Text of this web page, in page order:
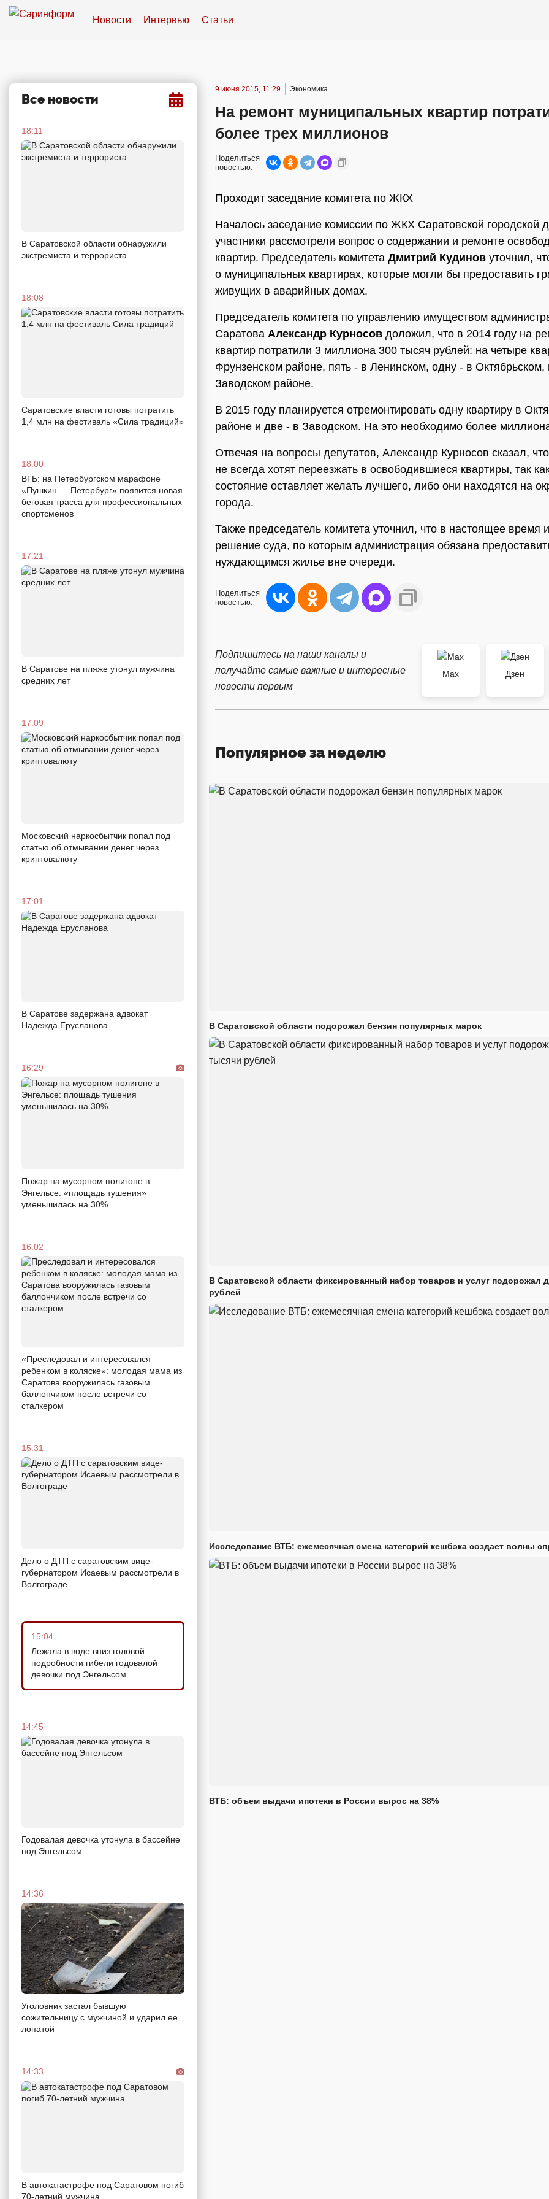
Новости Интервью Статьи
Все новости
18:11
В Саратовской области обнаружили
экстремиста и террориста
18:08
Саратовские власти готовы потратить
1,4 млн на фестиваль «Сила традиций»
18:00
ВТБ: на Петербургском марафоне
«Пушкин — Петербург» появится новая
беговая трасса для профессиональных
спортсменов
17:21
В Саратове на пляже утонул мужчина
средних лет
17:09
Московский наркосбытчик попал под
статью об отмывании денег через
криптовалюту
17:01
В Саратове задержана адвокат
Надежда Ерусланова
16:29
Пожар на мусорном полигоне в
Энгельсе: «площадь тушения»
уменьшилась на 30%
16:02
«Преследовал и интересовался
ребенком в коляске»: молодая мама из
Саратова вооружилась газовым
баллончиком после встречи со
сталкером
15:31
Дело о ДТП с саратовским вице-
губернатором Исаевым рассмотрели в
Волгограде
15:04
Лежала в воде вниз головой:
подробности гибели годовалой
девочки под Энгельсом
14:45
Годовалая девочка утонула в бассейне
под Энгельсом
14:36
Уголовник застал бывшую
сожительницу с мужчиной и ударил ее
лопатой
14:33
В автокатастрофе под Саратовом погиб
70-летний мужчина
9 июня 2015, 11:29 Экономика
На ремонт муниципальных квартир
более трех миллионов
Поделиться
новостью:
Проходит заседание комитета по ЖКХ
Началось заседание комиссии по ЖКХ Саратовской городской
участники рассмотрели вопрос о содержании и ремонте
квартир. Председатель комитета Дмитрий Кудинов уточнил,
о муниципальных квартирах, которые могли бы предоставить
живущих в аварийных домах.
Председатель комитета по управлению имуществом
Саратова Александр Курносов доложил, что в 2014 году на
квартир потратили 3 миллиона 300 тысяч рублей: на четыре
Фрунзенском районе, пять - в Ленинском, одну - в Октябрьском,
Заводском районе.
В 2015 году планируется отремонтировать одну квартиру в
районе и две - в Заводском. На это необходимо более
Отвечая на вопросы депутатов, Александр Курносов сказал,
не всегда хотят переезжать в освободившиеся квартиры, так
состояние оставляет желать лучшего, либо они находятся на
города.
Также председатель комитета уточнил, что в настоящее время
решение суда, по которым администрация обязана
нуждающимся жилье вне очереди.
Поделиться
новостью:
Подпишитесь на наши каналы и
получайте самые важные и интересные
новости первым
Max
Дзен
Популярное за неделю
В Саратовской области подорожал бензин популярных марок
В Саратовской области фиксированный набор товаров и услуг подорожал
рублей
Исследование ВТБ: ежемесячная смена категорий кешбэка создает волны
ВТБ: объем выдачи ипотеки в России вырос на 38%